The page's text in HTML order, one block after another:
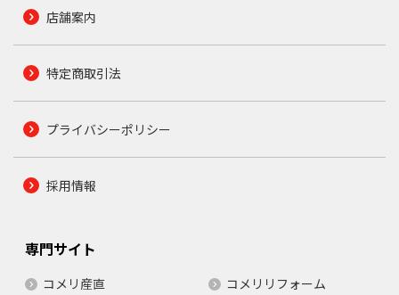
店舗案内
特定商取引法
プライバシーポリシー
採用情報
専門サイト
コメリ産直
コメリリフォーム